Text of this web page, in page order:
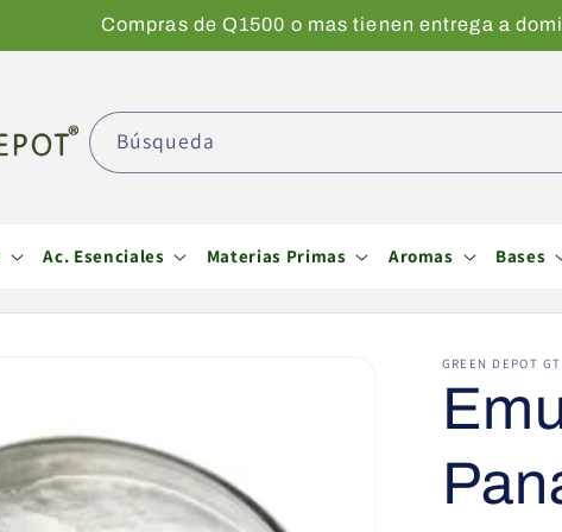
Compras de Q1500 o mas tienen entrega a
Ac. Esenciales Materias Primas Aromas Bases
Búsqueda
GREEN DEPOT GT